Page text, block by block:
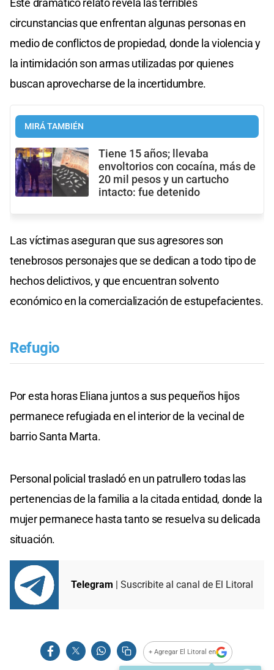
Este dramático relato revela las terribles
circunstancias que enfrentan algunas personas en
medio de conflictos de propiedad, donde la violencia y
la intimidación son armas utilizadas por quienes
buscan aprovecharse de la incertidumbre.
MIRÁ TAMBIÉN
Tiene 15 años; llevaba
envoltorios con cocaína, más de
20 mil pesos y un cartucho
intacto: fue detenido
Las víctimas aseguran que sus agresores son
tenebrosos personajes que se dedican a todo tipo de
hechos delictivos, y que encuentran solvento
económico en la comercialización de estupefacientes.
Refugio
Por esta horas Eliana juntos a sus pequeños hijos
permanece refugiada en el interior de la vecinal de
barrio Santa Marta.
Personal policial trasladó en un patrullero todas las
pertenencias de la familia a la citada entidad, donde la
mujer permanece hasta tanto se resuelva su delicada
situación.
Telegram | Suscribite al canal de El Litoral
+ Agregar El Litoral en